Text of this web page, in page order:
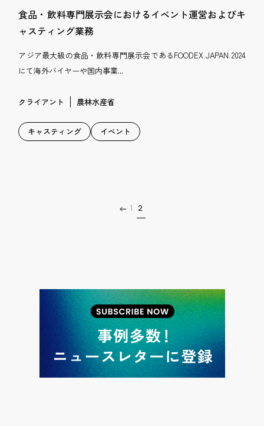
食品・飲料専門展示会におけるイベント運営およびキ
ャスティング業務
アジア最大級の食品・飲料専門展示会であるFOODEX JAPAN 2024
にて海外バイヤーや国内事業...
クライアント 農林水産省
キャスティング イベント
1 2